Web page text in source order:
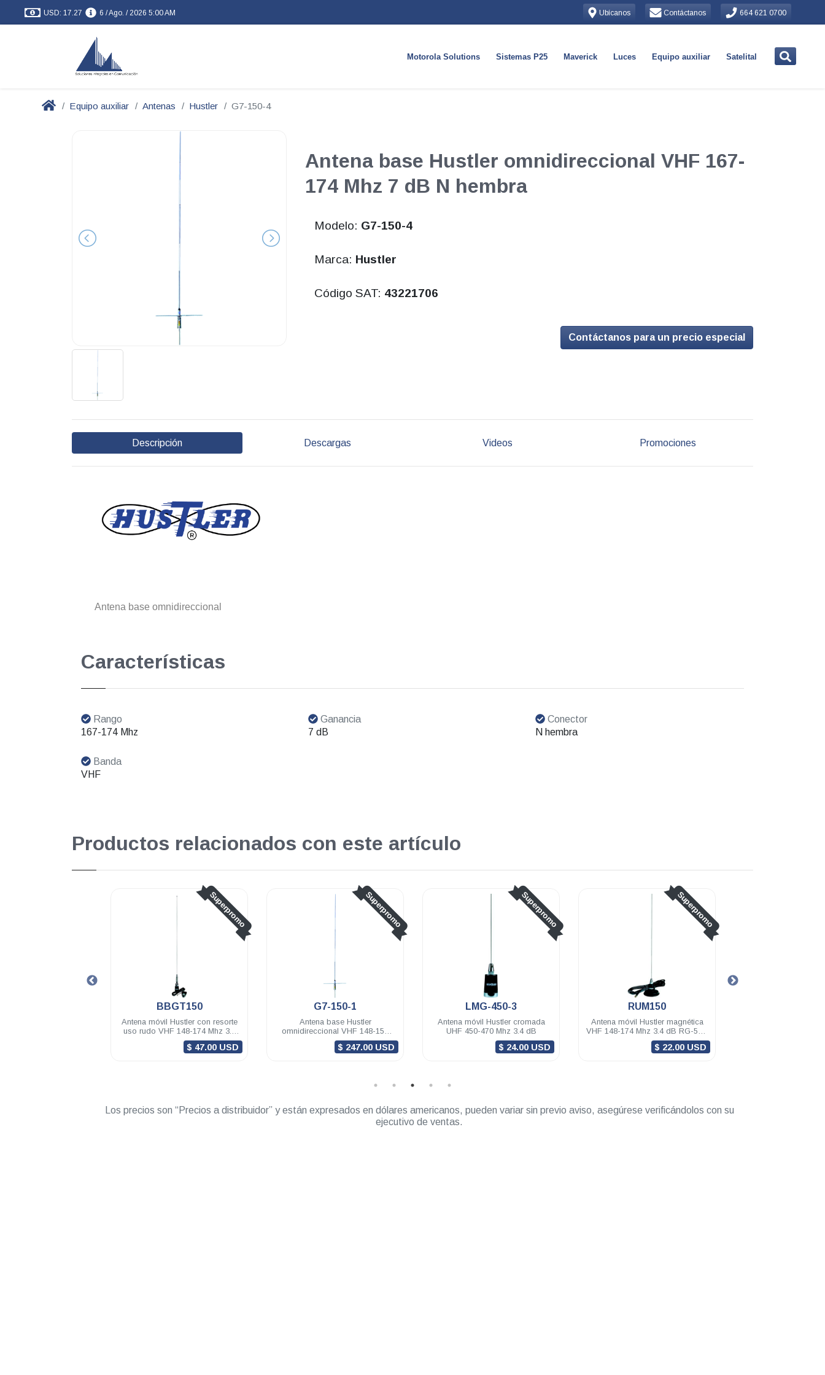
USD: 17.27 6 / Ago. / 2026 5:00 AM Ubícanos Contáctanos 664 621 0700
Motorola Solutions Sistemas P25 Maverick Luces Equipo auxiliar Satelital
Equipo auxiliar Antenas Hustler G7-150-4
Antena base Hustler omnidireccional VHF 167-
174 Mhz 7 dB N hembra
Modelo: G7-150-4
Marca: Hustler
Código SAT: 43221706
Contáctanos para un precio especial
Descripción Descargas Videos Promociones
Antena base omnidireccional
Características
Rango
167-174 Mhz
Ganancia
7 dB
Conector
N hembra
Banda
VHF
Productos relacionados con este artículo
Superpromo
G7-150-1
Antena base Hustler
omnidireccional VHF 148-155
Mhz 7 dB N hembra
$ 247.00 USD
Superpromo
LMG-450-3
Antena móvil Hustler cromada
UHF 450-470 Mhz 3.4 dB
$ 24.00 USD
Superpromo
RUM150
Antena móvil Hustler magnética
VHF 148-174 Mhz 3.4 dB RG-58U
(4.5m) PL-259
$ 22.00 USD
Superpromo
RUM150M
Antena móvil Hustler magnética
VHF 148-174 Mhz 3.4 dB RG-58U
(4.5m) mini-UHF
$ 22.00 USD
Los precios son “Precios a distribuidor” y están expresados en dólares americanos, pueden variar sin previo aviso, asegúrese verificándolos con su
ejecutivo de ventas.